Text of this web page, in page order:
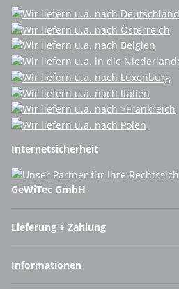
Internetsicherheit
GeWiTec GmbH
Lieferung + Zahlung
Informationen